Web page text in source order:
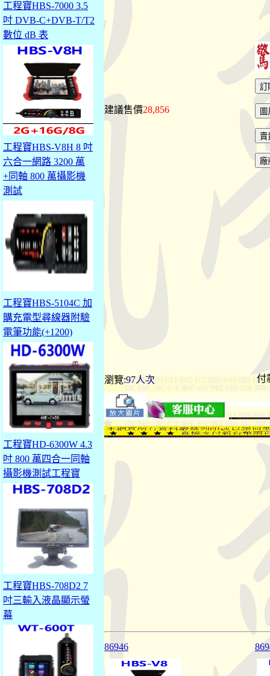
工程寶HBS-7000 3.5
吋 DVB-C+DVB-T/T2
數位 dB 表
工程寶HBS-V8H 8 吋
六合一網路 3200 萬
+同軸 800 萬攝影機
測試
工程寶HBS-5104C 加
購充電型尋線器附驗
電筆功能(+1200)
工程寶HD-6300W 4.3
吋 800 萬四合一同軸
攝影機測試工程寶
工程寶HBS-708D2 7
吋三輸入液晶顯示螢
幕
建議售價28,856
瀏覽:97人次 付
86946